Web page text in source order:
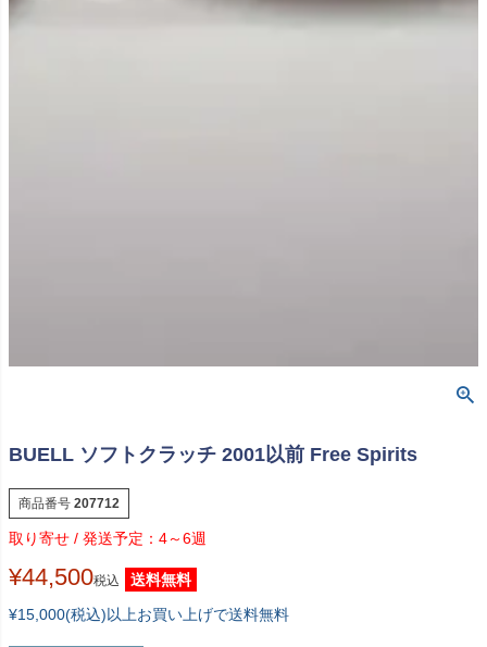
BUELL ソフトクラッチ 2001以前 Free Spirits
商品番号 207712
4～6週
¥44,500税込
送料無料
¥15,000(税込)以上お買い上げで送料無料